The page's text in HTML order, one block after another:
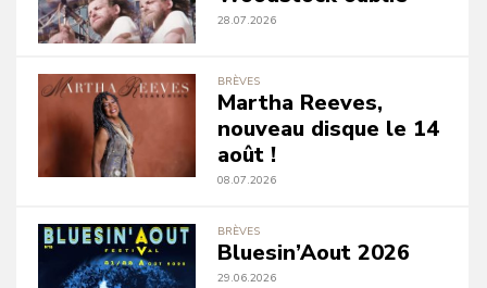
28.07.2026
BRÈVES
Martha Reeves,
nouveau disque le 14
août !
08.07.2026
BRÈVES
Bluesin’Aout 2026
29.06.2026